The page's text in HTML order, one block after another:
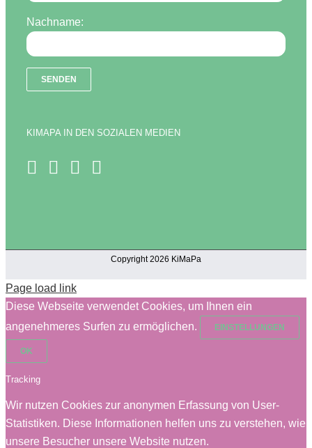
Nachname:
KIMAPA IN DEN SOZIALEN MEDIEN
Copyright 2026 KiMaPa
Page load link
Diese Webseite verwendet Cookies, um Ihnen ein
angenehmeres Surfen zu ermöglichen.
EINSTELLUNGEN
OK
Tracking
Wir nutzen Cookies zur anonymen Erfassung von User-
Statistiken. Diese Informationen helfen uns zu verstehen, wie
unsere Besucher unsere Website nutzen.